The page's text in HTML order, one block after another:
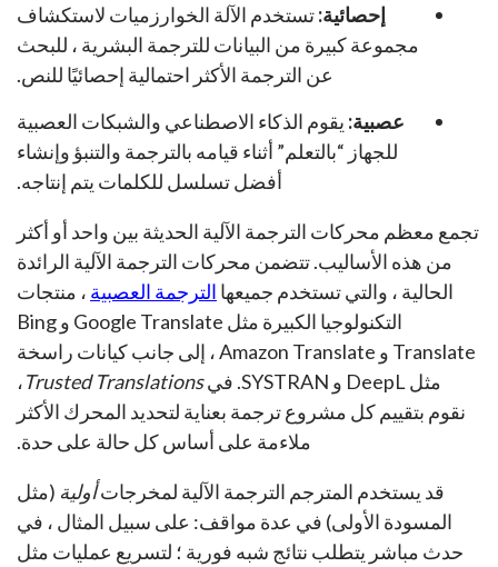
إحصائية:تستخدم الآلة الخوارزميات لاستكشاف
مجموعة كبيرة من البيانات للترجمة البشرية ، للبحث
عن الترجمة الأكثر احتمالية إحصائيًا للنص.
عصبية: يقوم الذكاء الاصطناعي والشبكات العصبية
للجهاز “بالتعلم” أثناء قيامه بالترجمة والتنبؤ وإنشاء
أفضل تسلسل للكلمات يتم إنتاجه.
تجمع معظم محركات الترجمة الآلية الحديثة بين واحد أو أكثر
من هذه الأساليب. تتضمن محركات الترجمة الآلية الرائدة
الحالية ، والتي تستخدم جميعها الترجمة العصبية ، منتجات
التكنولوجيا الكبيرة مثل Google Translate و Bing
Translate و Amazon Translate ، إلى جانب كيانات راسخة
مثل DeepL و SYSTRAN. في
Trusted Translations،
نقوم بتقييم كل مشروع ترجمة بعناية لتحديد المحرك الأكثر
ملاءمة على أساس كل حالة على حدة.
قد يستخدم المترجم الترجمة الآلية لمخرجاتأولية (مثل
المسودة الأولى) في عدة مواقف: على سبيل المثال ، في
حدث مباشر يتطلب نتائج شبه فورية ؛ لتسريع عمليات مثل